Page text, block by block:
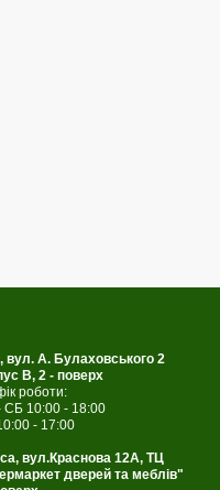
вул. А. Булаховського 2
B, 2 - поверх
роботи:
СБ 10:00 - 18:00
- 17:00
вул.Краснова 12А, ТЦ
дверей та меблів"